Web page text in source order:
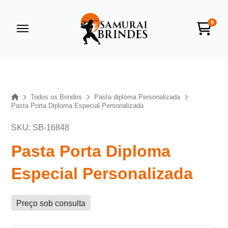
0
HomeTodos os Brindes
Pasta diploma Personalizada
Pasta Porta Diploma Especial Personalizada
SKU: SB-16848
Pasta Porta Diploma
Especial Personalizada
Preço sob consulta